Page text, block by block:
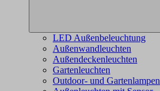
LED Außenbeleuchtung
Außenwandleuchten
Außendeckenleuchten
Gartenleuchten
Outdoor- und Gartenlampen